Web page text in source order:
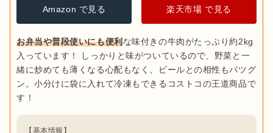
Amazon で見る 楽天市場 で見る
お弁当や普段使いにも便利な味付きの牛肉がたっぷり約2kg
入っています！ しっかりと味がついているので、野菜と一
緒に炒めても薄くなる心配もなく、ビールとの相性もバツグ
ン。小分けに袋に入れて冷凍もできるコストコの王道商品で